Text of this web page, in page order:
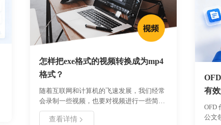
怎样把exe格式的视频转换成为mp4
格式？
随着互联网和计算机的飞速发展，我们经常
会录制一些视频，也要对视频进行一些简单
的处理，下面就详细的告诉小伙伴们，怎样
把exe格式的视频转换成为mp4格式？
查看详情
有
OFD
公文